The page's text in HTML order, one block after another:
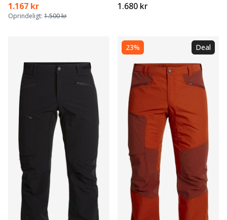
1.167 kr
Oprindeligt: 1.500 kr
1.680 kr
23% Deal